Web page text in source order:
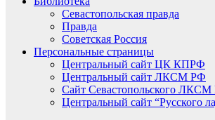
Севастопольская правда
Правда
Советская Россия
Персональные страницы
Центральный сайт ЦК КПРФ
Центральный сайт ЛКСМ РФ
Сайт Севастопольского
Центральный сайт “Русского